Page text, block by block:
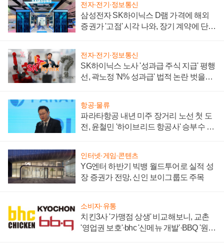
전자·전기·정보통신
삼성전자 SK하이닉스 D램 가격에 해외
증권가 '고점' 시각 나와, 장기 계약에 단점
전자·전기·정보통신
SK하이닉스 노사 '성과급 주식 지급' 평행
선, 곽노정 'N% 성과급' 법적 논란 벗을지
항공·물류
파라타항공 내년 미주 장거리 노선 첫 도
전, 윤철민 '하이브리드 항공사' 승부수 통
인터넷·게임·콘텐츠
YG엔터 하반기 빅뱅 월드투어로 실적 성
장 증권가 전망, 신인 보이그룹도 주목
소비자·유통
치킨3사 '가맹점 상생' 비교해보니, 교촌
'영업권 보호'·bhc '신메뉴 개발'·BBQ '원가